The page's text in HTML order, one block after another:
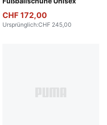
CHF 172,00
Ursprünglich:CHF 245,00